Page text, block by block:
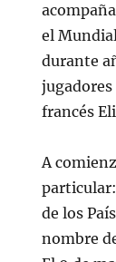
el
durante
jugadores
francés
A
de los
nombre